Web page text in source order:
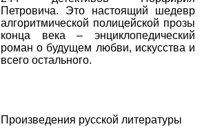
Петровича. Это настоящий шедевр
алгоритмической полицейской прозы
конца века – энциклопедический
роман о будущем любви, искусства и
всего остального.
Произведения русской литературы